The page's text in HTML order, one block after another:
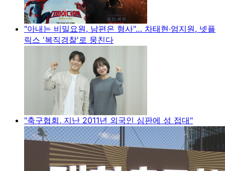
"아내는 비밀요원, 남편은 형사"… 차태현·엄지원, 넷플
릭스 '복직경찰'로 뭉친다
"축구협회, 지난 2011년 외국인 심판에 성 접대"